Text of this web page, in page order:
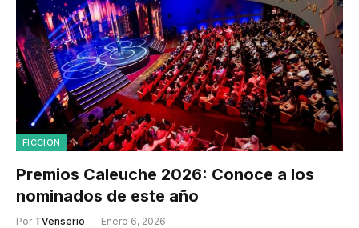
FICCION
Premios Caleuche 2026: Conoce a los
nominados de este año
Por TVenserio Enero 6, 2026